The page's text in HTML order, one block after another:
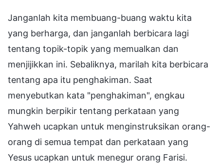
Janganlah kita membuang-buang waktu kita
yang berharga, dan janganlah berbicara lagi
tentang topik-topik yang memualkan dan
menjijikkan ini. Sebaliknya, marilah kita berbicara
tentang apa itu penghakiman. Saat
menyebutkan kata "penghakiman", engkau
mungkin berpikir tentang perkataan yang
Yahweh ucapkan untuk menginstruksikan orang-
orang di semua tempat dan perkataan yang
Yesus ucapkan untuk menegur orang Farisi.